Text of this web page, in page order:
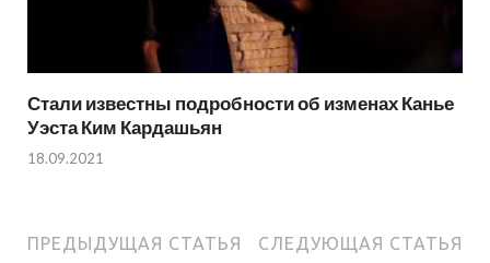
Стали известны подробности об изменах Канье
Уэста Ким Кардашьян
18.09.2021
ПРЕДЫДУЩАЯ СТАТЬЯ СЛЕДУЮЩАЯ СТАТЬЯ